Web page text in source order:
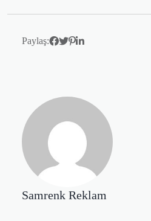
Paylaş:
Samrenk Reklam